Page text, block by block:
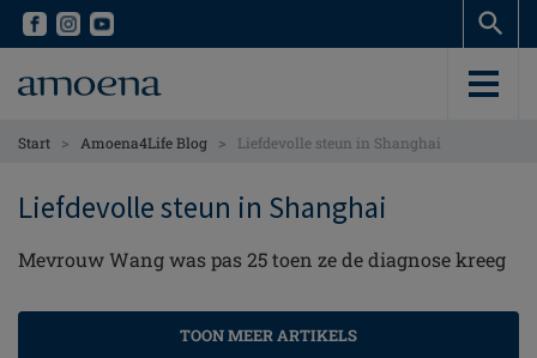
Skip
content
Skip
content
Start > Amoena4Life Blog > Liefdevolle steun in Shanghai
Liefdevolle steun in Shanghai
Mevrouw Wang was pas 25 toen ze de diagnose kreeg
TOON MEER ARTIKELS